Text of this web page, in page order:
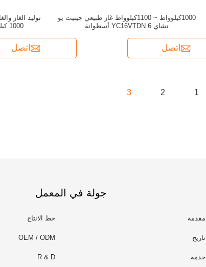
1000 كيلوواط يوتشاي YC12VCN
اتصل
1000كيلوواط ~ 1100كيلوواط غاز طبيعي جينيت يو
تشاي YC16VTDN 6 أسطوانة
اتصل
1
2
3
مقدمة
تاريخ
خدمة
جولة في المعمل
خط الانتاج
OEM / ODM
R & D